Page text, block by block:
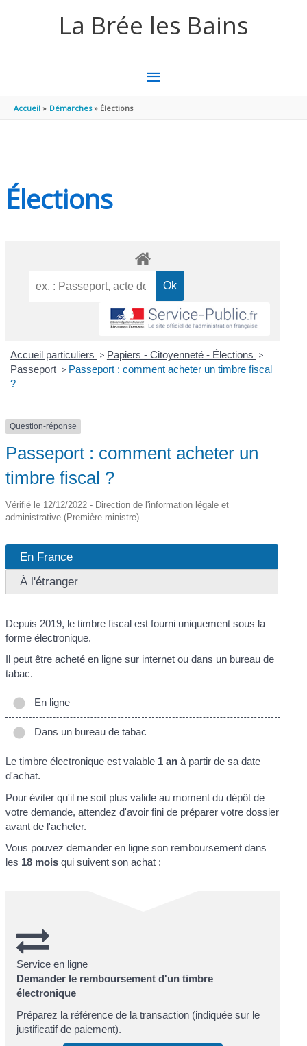
La Brée les Bains
MENU
Accueil Démarches Élections
Élections
Accueil particuliers > Papiers - Citoyenneté - Élections >
Passeport > Passeport : comment acheter un timbre fiscal
?
Question-réponse
Passeport : comment acheter un
timbre fiscal ?
Vérifié le 12/12/2022 - Direction de l'information légale et
administrative (Première ministre)
En France
À l'étranger
Depuis 2019, le timbre fiscal est fourni uniquement sous la
forme électronique.
Il peut être acheté en ligne sur internet ou dans un bureau de
tabac.
En ligne
Dans un bureau de tabac
Le timbre électronique est valable 1 an à partir de sa date
d'achat.
Pour éviter qu'il ne soit plus valide au moment du dépôt de
votre demande, attendez d'avoir fini de préparer votre dossier
avant de l'acheter.
Vous pouvez demander en ligne son remboursement dans
les 18 mois qui suivent son achat :
Service en ligne
Demander le remboursement d'un timbre
électronique
Préparez la référence de la transaction (indiquée sur le
justificatif de paiement).